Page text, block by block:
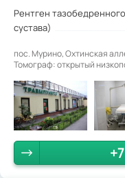
Рентген
сустава)
пос. Мурино, Охтинская
Томограф: открытый